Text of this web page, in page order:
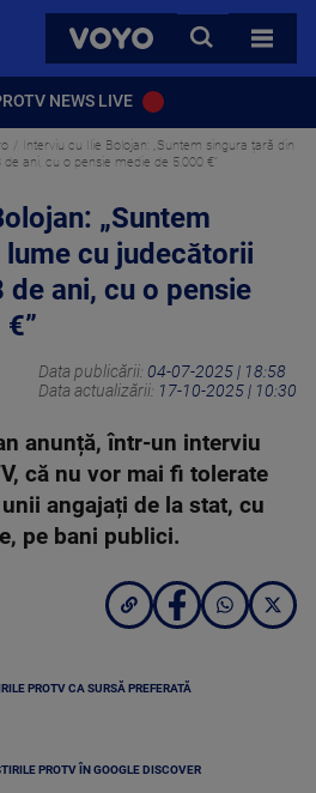
VOYO
CAUTA
TOATE
NEWS LIVE
Interviu cu Ilie Bolojan: „Suntem singura țară din
ani, cu o pensie medie de 5.000 €”
„Suntem
cu judecătorii
ani, cu o pensie
Data publicării: 04-07-2025 | 18:58
Data actualizării: 17-10-2025 | 10:30
anunță, într-un interviu
că nu vor mai fi tolerate
angajați de la stat, cu
pe bani publici.
PROTV CA SURSĂ PREFERATĂ
PROTV ÎN GOOGLE DISCOVER